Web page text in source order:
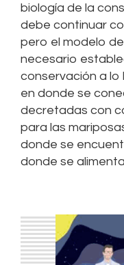
biología de la
debe continuar
pero el modelo
necesario
conservación a lo
en donde se
decretadas con
para las
donde se
donde se